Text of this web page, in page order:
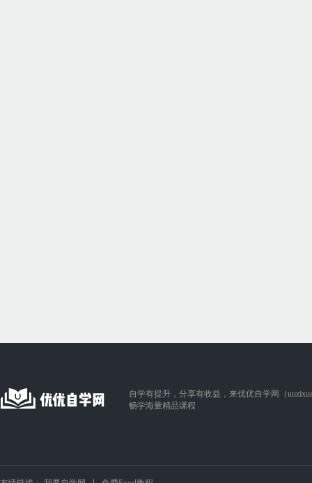
自学有提升，分享有收益，来优优自学网（
畅学海量精品课程